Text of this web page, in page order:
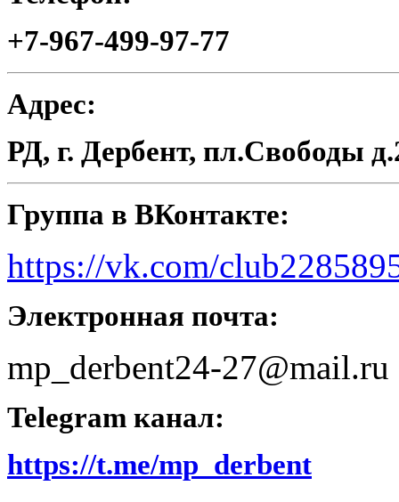
+7-967-499-97-77
Адрес:
РД, г. Дербент, пл.Свободы
Группа в ВКонтакте:
https://vk.com/
Электронная почта:
mp_derbent24-27@mail.ru
Telegram канал:
https://t.me/mp_derbent